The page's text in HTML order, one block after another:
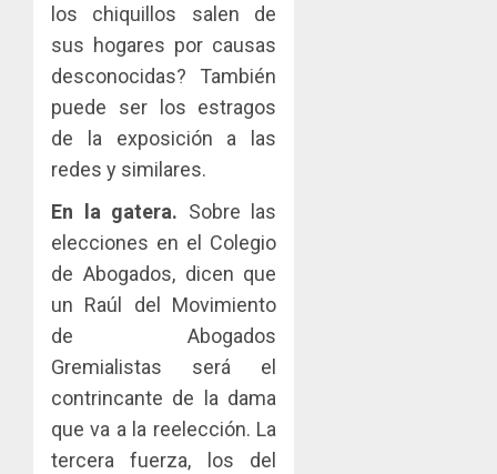
los chiquillos salen de
sus hogares por causas
desconocidas? También
puede ser los estragos
de la exposición a las
redes y similares.
En la gatera. Sobre las
elecciones en el Colegio
de Abogados, dicen que
un Raúl del Movimiento
de Abogados
Gremialistas será el
contrincante de la dama
que va a la reelección. La
tercera fuerza, los del